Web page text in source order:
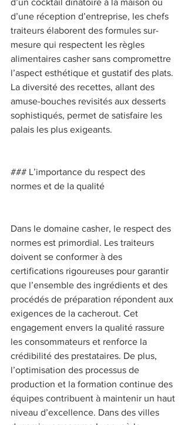
d’un cocktail dînatoire à la maison ou
d’une réception d’entreprise, les chefs
traiteurs élaborent des formules sur-
mesure qui respectent les règles
alimentaires casher sans compromettre
l’aspect esthétique et gustatif des plats.
La diversité des recettes, allant des
amuse-bouches revisités aux desserts
sophistiqués, permet de satisfaire les
palais les plus exigeants.
### L’importance du respect des
normes et de la qualité
Dans le domaine casher, le respect des
normes est primordial. Les traiteurs
doivent se conformer à des
certifications rigoureuses pour garantir
que l’ensemble des ingrédients et des
procédés de préparation répondent aux
exigences de la cacherout. Cet
engagement envers la qualité rassure
les consommateurs et renforce la
crédibilité des prestataires. De plus,
l’optimisation des processus de
production et la formation continue des
équipes contribuent à maintenir un haut
niveau d’excellence. Dans des villes